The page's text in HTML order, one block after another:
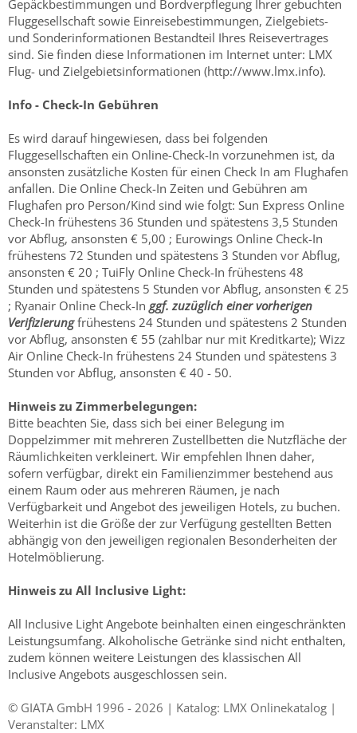
Gepäckbestimmungen und Bordverpflegung Ihrer gebuchten
Fluggesellschaft sowie Einreisebestimmungen, Zielgebiets-
und Sonderinformationen Bestandteil Ihres Reisevertrages
sind. Sie finden diese Informationen im Internet unter: LMX
Flug- und Zielgebietsinformationen (http://www.lmx.info).
Info - Check-In Gebühren
Es wird darauf hingewiesen, dass bei folgenden
Fluggesellschaften ein Online-Check-In vorzunehmen ist, da
ansonsten zusätzliche Kosten für einen Check In am Flughafen
anfallen. Die Online Check-In Zeiten und Gebühren am
Flughafen pro Person/Kind sind wie folgt: Sun Express Online
Check-In frühestens 36 Stunden und spätestens 3,5 Stunden
vor Abflug, ansonsten € 5,00 ; Eurowings Online Check-In
frühestens 72 Stunden und spätestens 3 Stunden vor Abflug,
ansonsten € 20 ; TuiFly Online Check-In frühestens 48
Stunden und spätestens 5 Stunden vor Abflug, ansonsten € 25
; Ryanair Online Check-In ggf. zuzüglich einer vorherigen
Verifizierung frühestens 24 Stunden und spätestens 2 Stunden
vor Abflug, ansonsten € 55 (zahlbar nur mit Kreditkarte); Wizz
Air Online Check-In frühestens 24 Stunden und spätestens 3
Stunden vor Abflug, ansonsten € 40 - 50.
Hinweis zu Zimmerbelegungen:
Bitte beachten Sie, dass sich bei einer Belegung im
Doppelzimmer mit mehreren Zustellbetten die Nutzfläche der
Räumlichkeiten verkleinert. Wir empfehlen Ihnen daher,
sofern verfügbar, direkt ein Familienzimmer bestehend aus
einem Raum oder aus mehreren Räumen, je nach
Verfügbarkeit und Angebot des jeweiligen Hotels, zu buchen.
Weiterhin ist die Größe der zur Verfügung gestellten Betten
abhängig von den jeweiligen regionalen Besonderheiten der
Hotelmöblierung.
Hinweis zu All Inclusive Light:
All Inclusive Light Angebote beinhalten einen eingeschränkten
Leistungsumfang. Alkoholische Getränke sind nicht enthalten,
zudem können weitere Leistungen des klassischen All
Inclusive Angebots ausgeschlossen sein.
© GIATA GmbH 1996 - 2026 | Katalog: LMX Onlinekatalog |
Veranstalter: LMX